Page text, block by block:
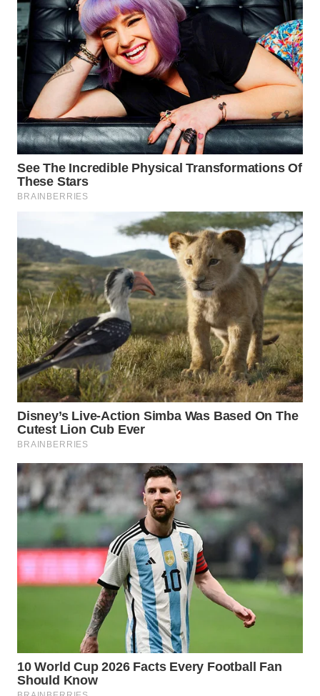
WAHANA
LISTRIK
WAHANA
TRAVEL
WAHANA
WAHANANEWS
WAHANANEWS
CO ID
WAHANANEWS
NET
WAHANA
SPORT
WAHANA
UMKM
WAHANA
SELEB
WAHANA
PERSONA
OTOMOTIF
WAHANA
DESA